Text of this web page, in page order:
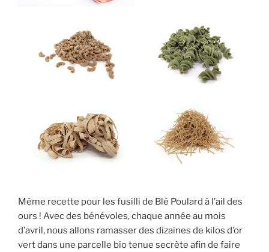
Même recette pour les fusilli de Blé Poulard à l’ail des
ours ! Avec des bénévoles, chaque année au mois
d’avril, nous allons ramasser des dizaines de kilos d’or
vert dans une parcelle bio tenue secrète afin de faire